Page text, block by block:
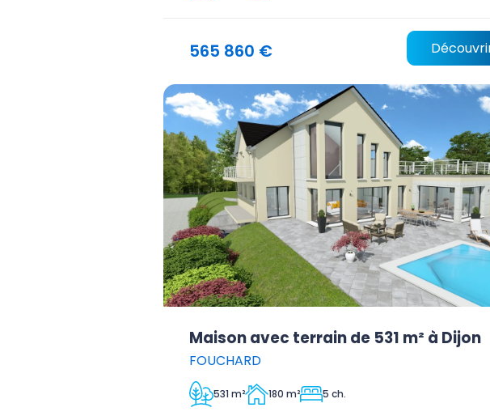
565 860 €
Maison avec terrain de 531 m² à Dijon
FOUCHARD
531 m² 180 m² 5 ch.